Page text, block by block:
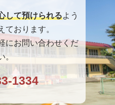
して預けられるよう
ております。
にお問い合わせくだ
。
1334